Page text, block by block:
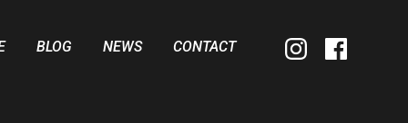
BLOG NEWS CONTACT